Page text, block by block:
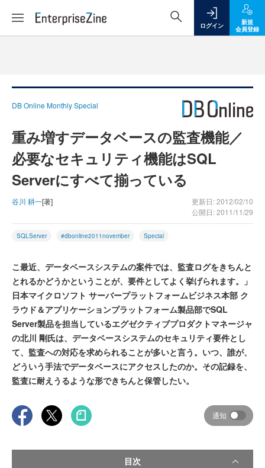
ログイン
新規
会員登録
DB Online Monthly Special
重み増すデータベースの監査機能／
必要なセキュリティ機能はSQL
Serverにすべて揃っている
谷川 耕一[著]
更新日: 2012/02/10
公開日: 2011/11/29
SQLServer #dbonline2011november Special
こ最近、データベースシステムの案件では、監査ログをきちんと
とれるかどうかということが、要件としてよく挙げられます。」
日本マイクロソフト サーバープラットフォームビジネス本部 ク
ラウド＆アプリケーションプラットフォーム製品部でSQL
Server製品を担当しているエグゼクティブプロダクトマネージャ
の北川 剛氏は、データベースシステムのセキュリティ要件とし
て、監査への対応を求められることが多いと言う。いつ、誰が、
どういう手法でデータベースにアクセスしたのか。その記録を、
監査に耐えうるような形できちんと保管したい。
通知
目次